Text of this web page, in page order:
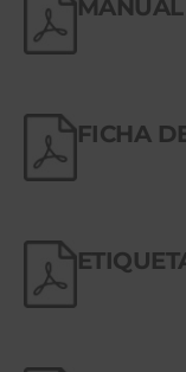
MANUAL
FICHA